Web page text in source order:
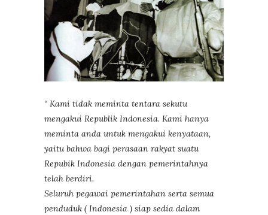
“ Kami tidak meminta tentara sekutu
mengakui Republik Indonesia. Kami hanya
meminta anda untuk mengakui kenyataan,
yaitu bahwa bagi perasaan rakyat suatu
Repubik Indonesia dengan pemerintahnya
telah berdiri.
Seluruh pegawai pemerintahan serta semua
penduduk ( Indonesia ) siap sedia dalam